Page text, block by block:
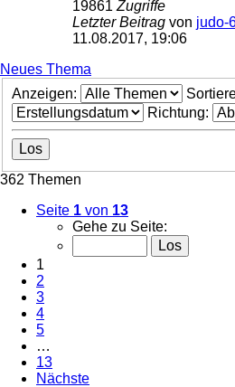
19861 Zugriffe
Letzter Beitrag von judo-
11.08.2017, 19:06
Neues Thema
Anzeigen:
Richtung:
362 Themen
Seite 1 von 13
Gehe zu Seite:
1
2
3
4
5
…
13
Nächste